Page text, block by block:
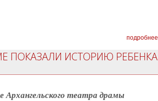
подробнее
ПОКАЗАЛИ ИСТОРИЮ РЕБЕНКА
Архангельского театра драмы